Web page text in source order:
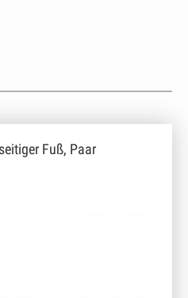
Fuß, Paar